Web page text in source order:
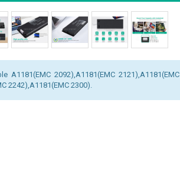
2092),A1181(EMC 2121),A1181(EMC
2242),A1181(EMC 2300).